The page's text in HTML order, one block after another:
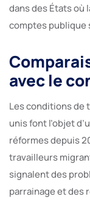
dans des États où
comptes
avec le
Les conditions de
unis font l’objet
réformes depuis
travailleurs
signalent des
parrainage et des